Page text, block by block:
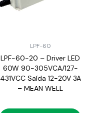
LPF-60
LPF-60-20 – Driver LED
60W 90-305VCA/127-
431VCC Saída 12-20V 3A
– MEAN WELL